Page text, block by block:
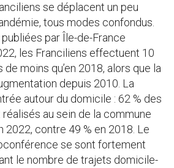
se déplacent un peu
tous modes confondus.
par Île-de-France
les Franciliens effectuent 10
moins qu’en 2018, alors que la
depuis 2010. La
autour du domicile : 62 % des
au sein de la commune
2022, contre 49 % en 2018. Le
se sont fortement
le nombre de trajets domicile-